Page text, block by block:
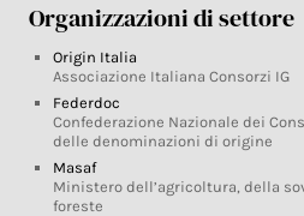
Organizzazioni di settore
Origin Italia
Associazione Italiana Consorzi IG
Federdoc
Confederazione Nazionale dei
delle denominazioni di origine
Masaf
Ministero dell’agricoltura, della
foreste